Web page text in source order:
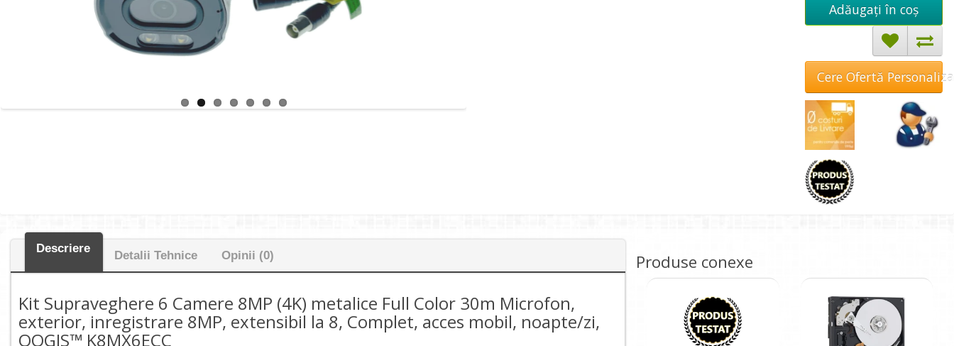
Adăugați în coş
Cere Ofertă
Descriere
Detalii Tehnice Opinii (0)
Kit Supraveghere 6 Camere 8MP (4K) metalice Full Color 30m Microfon,
exterior, inregistrare 8MP, extensibil la 8, Complet, acces mobil, noapte/zi,
OOGIS™ K8MX6ECC
Produse conexe